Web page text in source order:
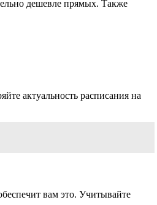
дешевле прямых. Также
актуальность расписания на
вам это. Учитывайте